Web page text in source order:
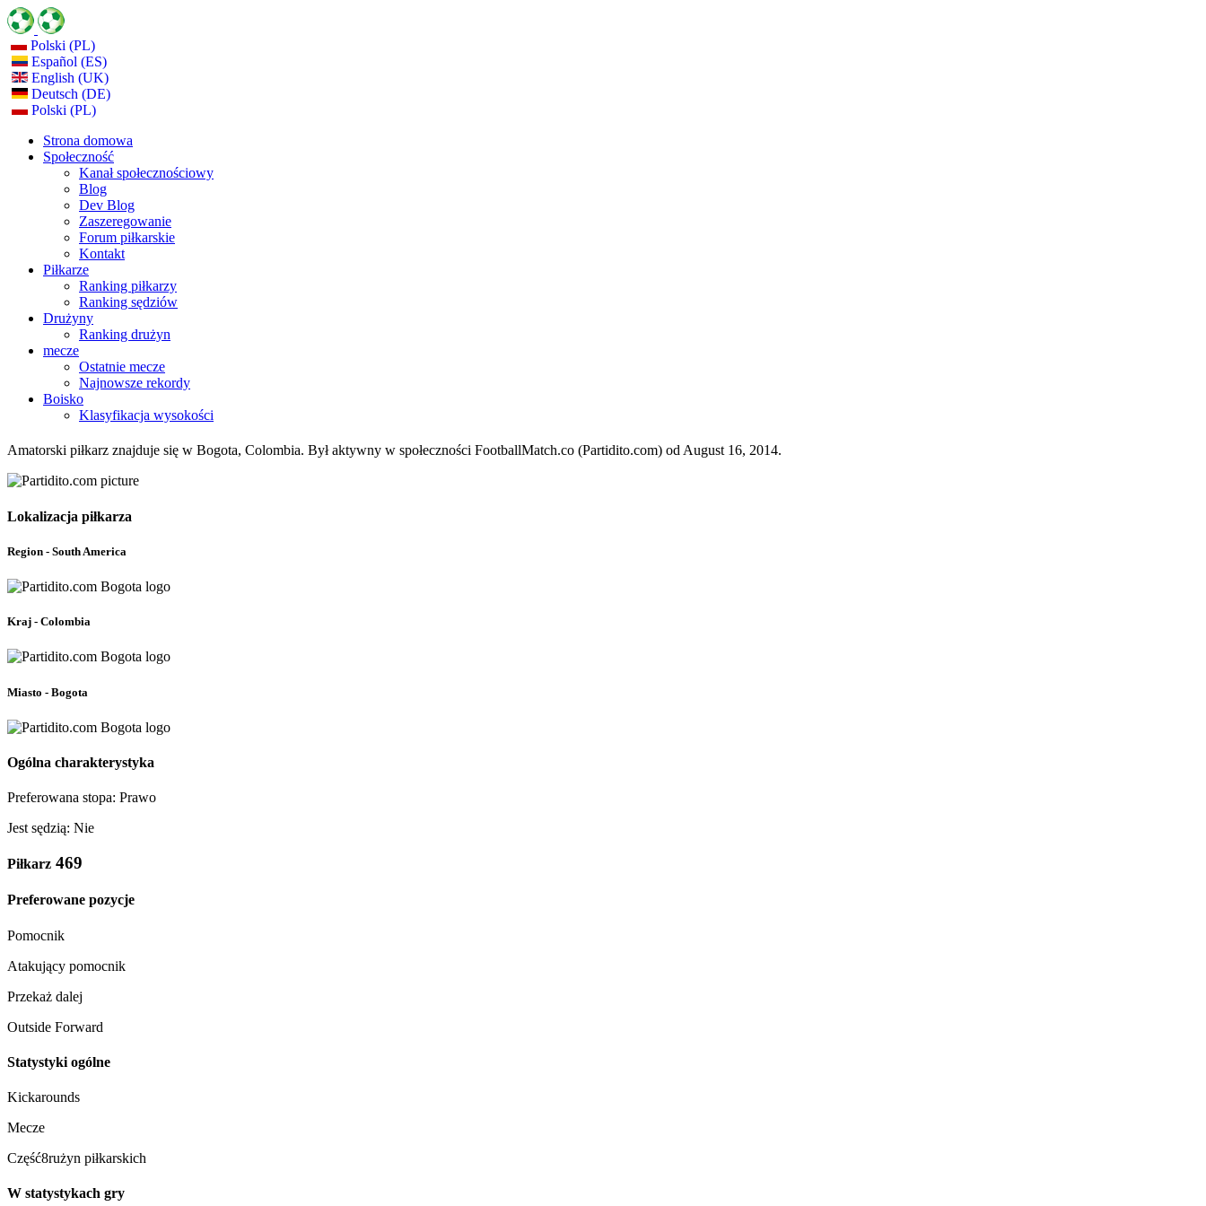
Polski (PL)
Español (ES)
English (UK)
Deutsch (DE)
Polski (PL)
Strona domowa
Społeczność
Kanał społecznościowy
Blog
Dev Blog
Zaszeregowanie
Forum piłkarskie
Kontakt
Piłkarze
Ranking piłkarzy
Ranking sędziów
Drużyny
Ranking drużyn
mecze
Ostatnie mecze
Najnowsze rekordy
Boisko
Klasyfikacja wysokości
Amatorski piłkarz znajduje się w Bogota, Colombia. Był aktywny w społeczności FootballMatch.co (Partidito.com) od August 16, 2014.
Lokalizacja piłkarza
Region - South America
Kraj - Colombia
Miasto - Bogota
Ogólna charakterystyka
Preferowana stopa: Prawo
Jest sędzią: Nie
Piłkarz 469
Preferowane pozycje
Pomocnik
Atakujący pomocnik
Przekaż dalej
Outside Forward
Statystyki ogólne
Kickarounds
Mecze
Część8rużyn piłkarskich
W statystykach gry